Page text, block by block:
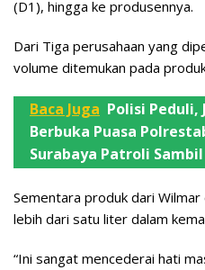
(D1), hingga ke produsennya.
Dari Tiga perusahaan yang
volume ditemukan pada
Baca Juga Polisi Peduli,
Berbuka Puasa
Surabaya Patroli
Sementara produk dari
lebih dari satu liter dalam
“Ini sangat mencederai hati